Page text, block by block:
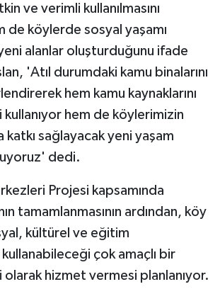
ve verimli kullanılmasını
de köylerde sosyal yaşamı
alanlar oluşturduğunu ifade
'Atıl durumdaki kamu binalarını
hem kamu kaynaklarını
hem de köylerimizin
katkı sağlayacak yeni yaşam
dedi.
Projesi kapsamında
tamamlanmasının ardından, köy
kültürel ve eğitim
çok amaçlı bir
olarak hizmet vermesi planlanıyor.